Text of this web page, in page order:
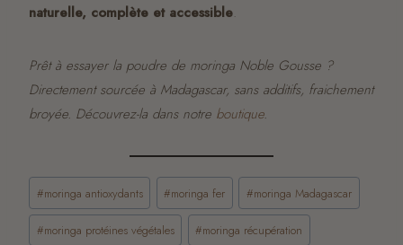
naturelle, complète et accessible.
Prêt à essayer la poudre de moringa Noble Gousse ?
Directement sourcée à Madagascar, sans additifs, fraichement
broyée. Découvrez-la dans notre boutique.
Étiquettes
de
#moringa antioxydants #moringa fer #moringa Madagascar
#moringa protéines végétales #moringa récupération